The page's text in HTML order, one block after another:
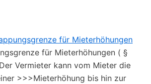
für Mieterhöhungen
für Mieterhöhungen ( §
Vermieter kann vom Mieter die
>>>Mieterhöhung bis hin zur